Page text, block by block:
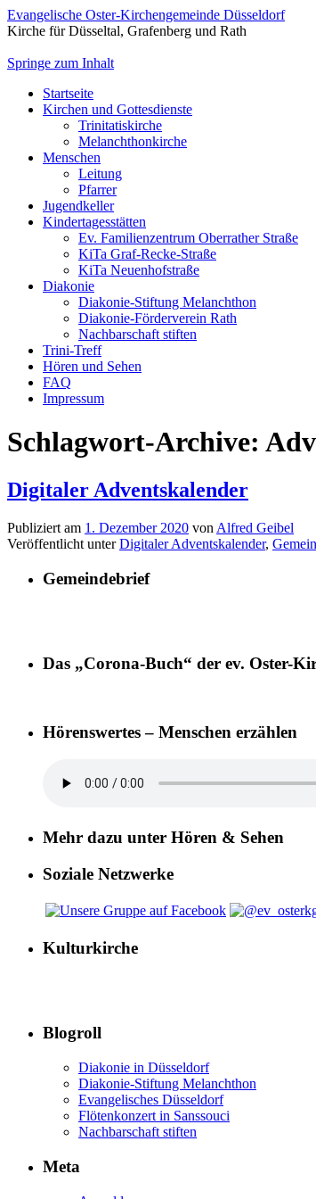
Evangelische Oster-Kirchengemeinde Düsseldorf
Kirche für Düsseltal, Grafenberg und Rath
Springe zum Inhalt
Startseite
Kirchen und Gottesdienste
Trinitatiskirche
Melanchthonkirche
Menschen
Leitung
Pfarrer
Jugendkeller
Kindertagesstätten
Ev. Familienzentrum Oberrather Straße
KiTa Graf-Recke-Straße
KiTa Neuenhofstraße
Diakonie
Diakonie-Stiftung Melanchthon
Diakonie-Förderverein Rath
Nachbarschaft stiften
Trini-Treff
Hören und Sehen
FAQ
Impressum
Schlagwort-Archive:
Digitaler Adventskalender
Publiziert am 1. Dezember 2020 von Alfred Geibel
Veröffentlicht unter Digitaler Adventskalender,
Gemeindebrief
Das „Corona-Buch“ der ev. Oster-
Hörenswertes – Menschen erzählen
Mehr dazu unter Hören & Sehen
Soziale Netzwerke
Kulturkirche
Blogroll
Diakonie in Düsseldorf
Diakonie-Stiftung Melanchthon
Evangelisches Düsseldorf
Flötenkonzert in Sanssouci
Nachbarschaft stiften
Meta